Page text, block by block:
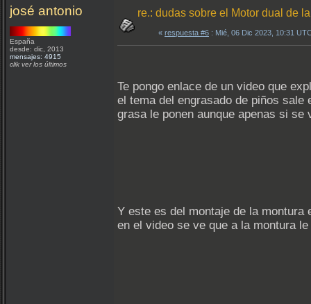
josé antonio
España
desde: dic, 2013
mensajes: 4915
clik ver los últimos
re.: dudas sobre el Motor dual de
« respuesta #6 : Mié, 06 Dic 2023, 10:31
Te pongo enlace de un video que
el tema del engrasado de piños sale
grasa le ponen aunque apenas si se
Y este es del montaje de la montura
en el video se ve que a la montura